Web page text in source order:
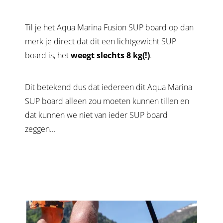
Til je het Aqua Marina Fusion SUP board op dan
merk je direct dat dit een lichtgewicht SUP
board is, hetweegt slechts 8 kg(!).
Dit betekend dus dat iedereen dit Aqua Marina
SUP board alleen zou moeten kunnen tillen en
dat kunnen we niet van ieder SUP board
zeggen...